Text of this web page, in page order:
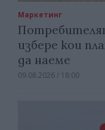
Маркетинг
избере кои
да наеме
09.08.2026 / 18:00